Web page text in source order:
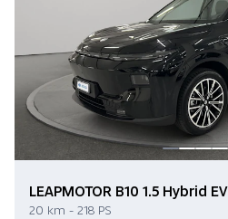
LEAPMOTOR B10 1.5 Hybrid EV
20 km - 218 PS